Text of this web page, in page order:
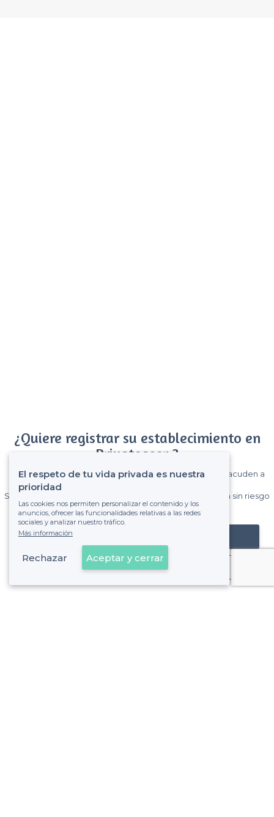
¿Quiere registrar su establecimiento en
Privateaser ?
Gane muchos clientes entre el millón de visitantes que acuden a
Sin comisiones y sin compromiso, pagas una cantidad fija sin riesgo
de ver la factura.
Registrar mi establecimiento
Ya es cliente
El respeto de tu vida privada es nuestra
prioridad
Las cookies nos permiten personalizar el contenido y los
anuncios, ofrecer las funcionalidades relativas a las redes
sociales y analizar nuestro tráfico.
Más información
Rechazar Aceptar y cerrar